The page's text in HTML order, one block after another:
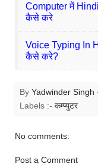
Computer में
कैसे करे
Voice Typing In
कैसे करे?
By Yadwinder Singh
Labels :- कम्प्युटर
No comments:
Post a Comment